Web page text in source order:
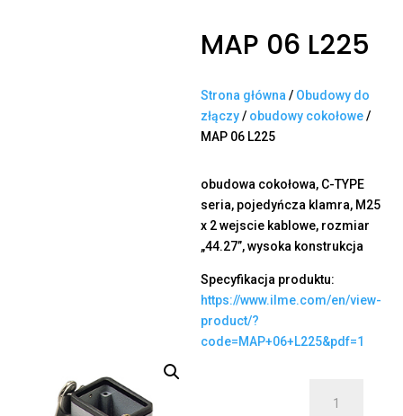
MAP 06 L225
Strona główna / Obudowy do
złączy/ obudowy cokołowe/
MAP 06 L225
obudowa cokołowa, C-TYPE
seria, pojedyńcza klamra, M25
x 2 wejscie kablowe, rozmiar
„44.27”, wysoka konstrukcja
Specyfikacja produktu:
https://www.ilme.com/en/view-
product/?
code=MAP+06+L225&pdf=1